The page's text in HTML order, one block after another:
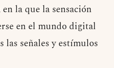
la que la sensación
en el mundo digital
las señales y estímulos